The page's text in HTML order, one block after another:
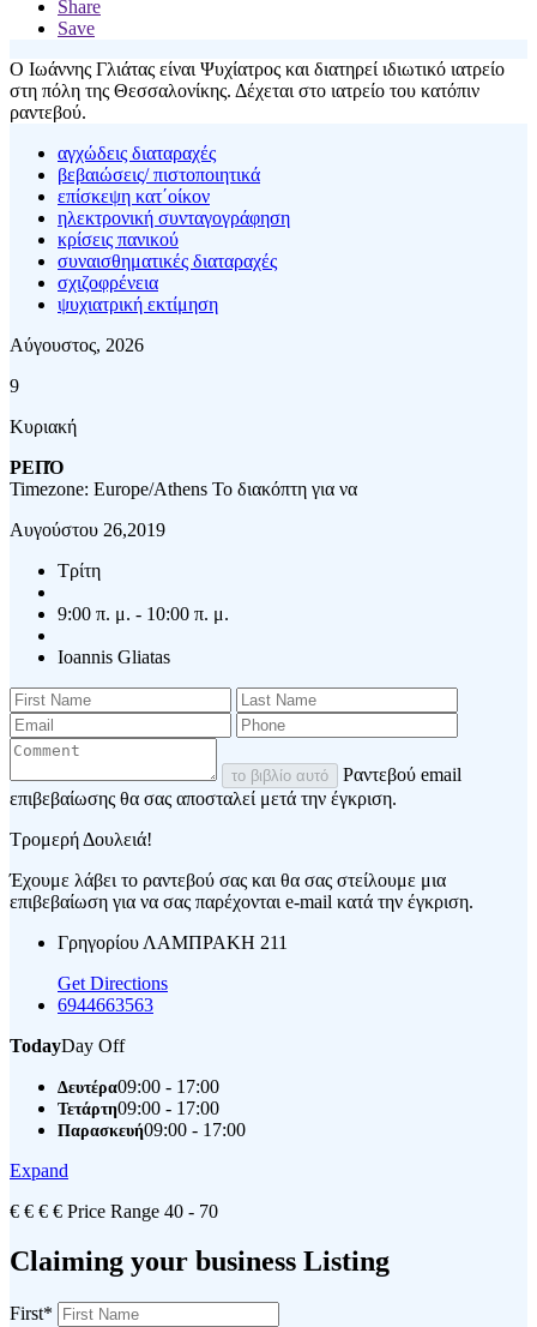
Share
Save
Ο Ιωάννης Γλιάτας είναι Ψυχίατρος και διατηρεί ιδιωτικό ιατρείο
στη πόλη της Θεσσαλονίκης. Δέχεται στο ιατρείο του κατόπιν
ραντεβού.
αγχώδεις διαταραχές
βεβαιώσεις/ πιστοποιητικά
επίσκεψη κατ΄οίκον
ηλεκτρονική συνταγογράφηση
κρίσεις πανικού
συναισθηματικές διαταραχές
σχιζοφρένεια
ψυχιατρική εκτίμηση
Αύγουστος, 2026
9
Κυριακή
ΡΕΠΌ
Timezone: Europe/Athens Το διακόπτη για να
Αυγούστου 26,2019
Τρίτη
9:00 π. μ. - 10:00 π. μ.
Ioannis Gliatas
το βιβλίο αυτό
Ραντεβού email
επιβεβαίωσης θα σας αποσταλεί μετά την έγκριση.
Τρομερή Δουλειά!
Έχουμε λάβει το ραντεβού σας και θα σας στείλουμε μια
επιβεβαίωση για να σας παρέχονται e-mail κατά την έγκριση.
Γρηγορίου ΛΑΜΠΡΑΚΗ 211
Get Directions
6944663563
TodayDay Off
Δευτέρα09:00 - 17:00
Τετάρτη09:00 - 17:00
Παρασκευή09:00 - 17:00
Expand
€ € € € Price Range 40 - 70
Claiming your business Listing
First*